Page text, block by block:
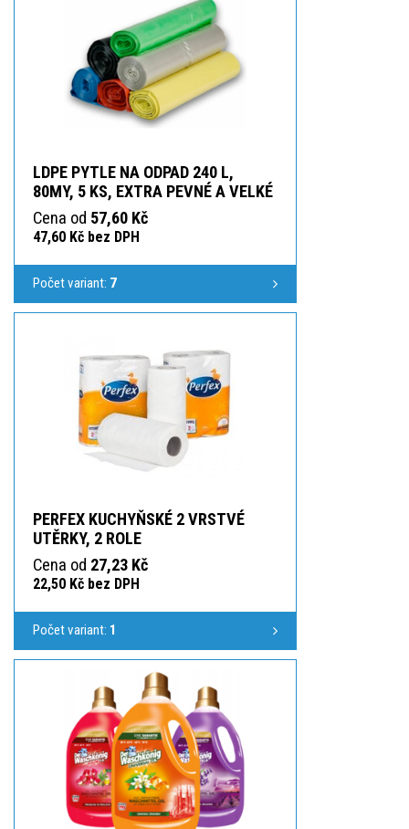
LDPE PYTLE NA ODPAD 240 L,
80MY, 5 KS, EXTRA PEVNÉ A VELKÉ
Cena od 57,60 Kč
47,60 Kč bez DPH
Počet variant: 7
PERFEX KUCHYŇSKÉ 2 VRSTVÉ
UTĚRKY, 2 ROLE
Cena od 27,23 Kč
22,50 Kč bez DPH
Počet variant: 1